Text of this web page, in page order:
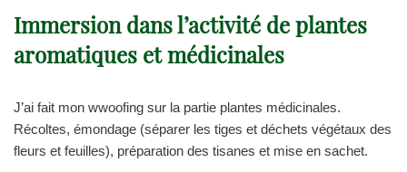
Immersion dans l’activité de plantes
aromatiques et médicinales
J’ai fait mon wwoofing sur la partie plantes médicinales.
Récoltes, émondage (séparer les tiges et déchets végétaux des
fleurs et feuilles), préparation des tisanes et mise en sachet.